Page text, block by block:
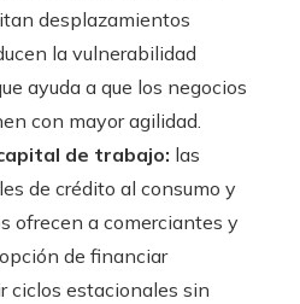
desplazamientos
la vulnerabilidad
ayuda a que los negocios
con mayor agilidad.
de trabajo: las
de crédito al consumo y
ofrecen a comerciantes y
de financiar
ciclos estacionales sin